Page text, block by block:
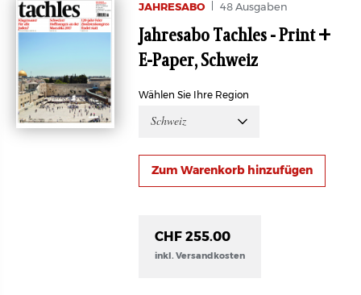
JAHRESABO 48 Ausgaben
Jahresabo Tachles - Print +
E-Paper, Schweiz
Wählen Sie Ihre Region
Schweiz
CHF 255.00
inkl. Versandkosten